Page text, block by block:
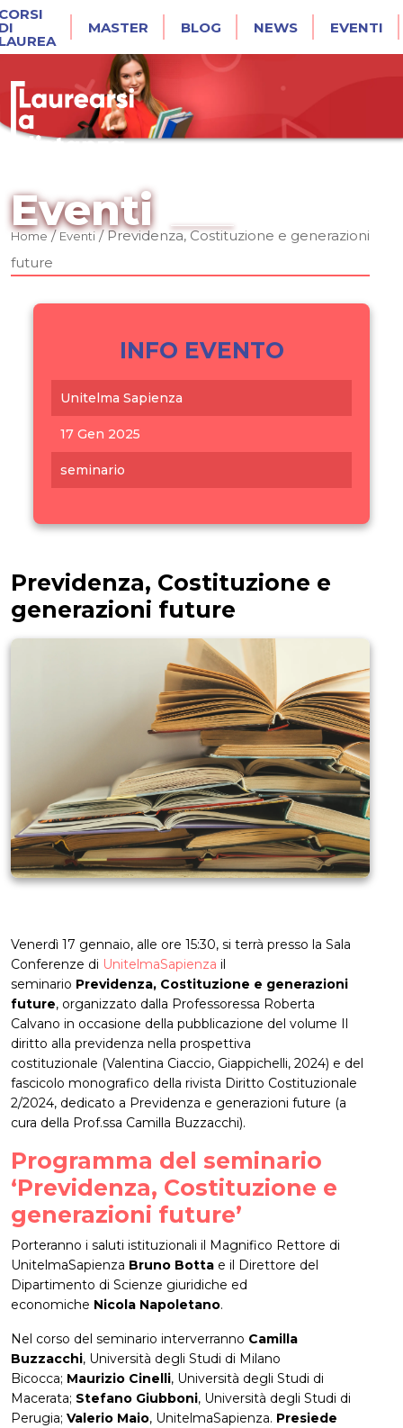
MASTER BLOG NEWS EVENTI
Eventi
Home/Eventi/Previdenza, Costituzione e generazioni
future
INFO EVENTO
Unitelma Sapienza
17 Gen 2025
seminario
Previdenza, Costituzione e
generazioni future
Venerdì 17 gennaio, alle ore 15:30, si terrà presso la Sala
Conferenze di UnitelmaSapienza il
seminario Previdenza, Costituzione e generazioni
future, organizzato dalla Professoressa Roberta
Calvano in occasione della pubblicazione del volume Il
diritto alla previdenza nella prospettiva
costituzionale (Valentina Ciaccio, Giappichelli, 2024) e del
fascicolo monografico della rivista Diritto Costituzionale
2/2024, dedicato a Previdenza e generazioni future (a
cura della Prof.ssa Camilla Buzzacchi).
Programma del seminario
‘Previdenza, Costituzione e
generazioni future’
Porteranno i saluti istituzionali il Magnifico Rettore di
UnitelmaSapienza Bruno Botta e il Direttore del
Dipartimento di Scienze giuridiche ed
economiche Nicola Napoletano.
Nel corso del seminario interverranno Camilla
Buzzacchi, Università degli Studi di Milano
Bicocca; Maurizio Cinelli, Università degli Studi di
Macerata; Stefano Giubboni, Università degli Studi di
Perugia; Valerio Maio, UnitelmaSapienza. Presiede